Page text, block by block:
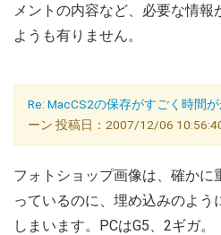
メントの内容など、必要な情
ようも有りません。
Re: MacCS2の保存がすごく時間が
ーン 投稿日：2007/12/06
フォトショップ画像は、確かに
っているのに、埋め込みのよう
しまいます。PCはG5、2ギガ。